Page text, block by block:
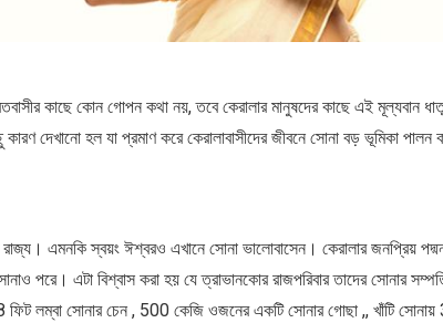
কাছে কোন গোপন কথা নয়, তবে কেরালার মানুষদের কাছে এই মূল্যবান
দেখানো হল যা প্রমাণ করে কেরালাবাসীদের জীবনে সোনা বড় ভূমিকা পালন
এমনকি স্বয়ং ঈশ্বরও এখানে সোনা ভালোবাসেন। কেরালার জনপ্রিয়
পরে। এটা বিশ্বাস করা হয় যে ত্রাভানকোর রাজপরিবার তাদের সোনার
লম্বা সোনার চেন , 500 কেজি ওজনের একটি সোনার গোছা ,, খাঁটি সোনায়